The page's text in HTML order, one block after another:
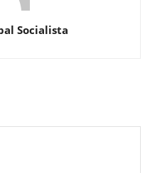
Socialista